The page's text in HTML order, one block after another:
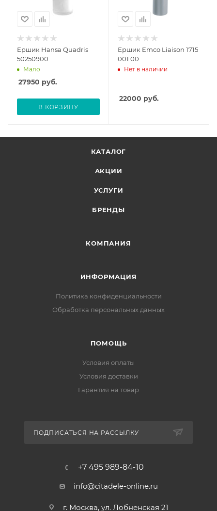
Ершик Hansa Quadris
50250900
Мало
27950 руб.
В КОРЗИНУ
Ершик Emco Liaison 1715
001 00
Нет в наличии
22000 руб.
КАТАЛОГ
АКЦИИ
УСЛУГИ
БРЕНДЫ
КОМПАНИЯ
ИНФОРМАЦИЯ
Политика конфиденциальности
Обработка персональных данных
ПОМОЩЬ
Условия оплаты
Условия доставки
Гарантия на товар
ПОДПИСАТЬСЯ НА РАССЫЛКУ
+7 495 989-84-10
info@citadele-online.ru
г. Москва, ул. Лобненская 21